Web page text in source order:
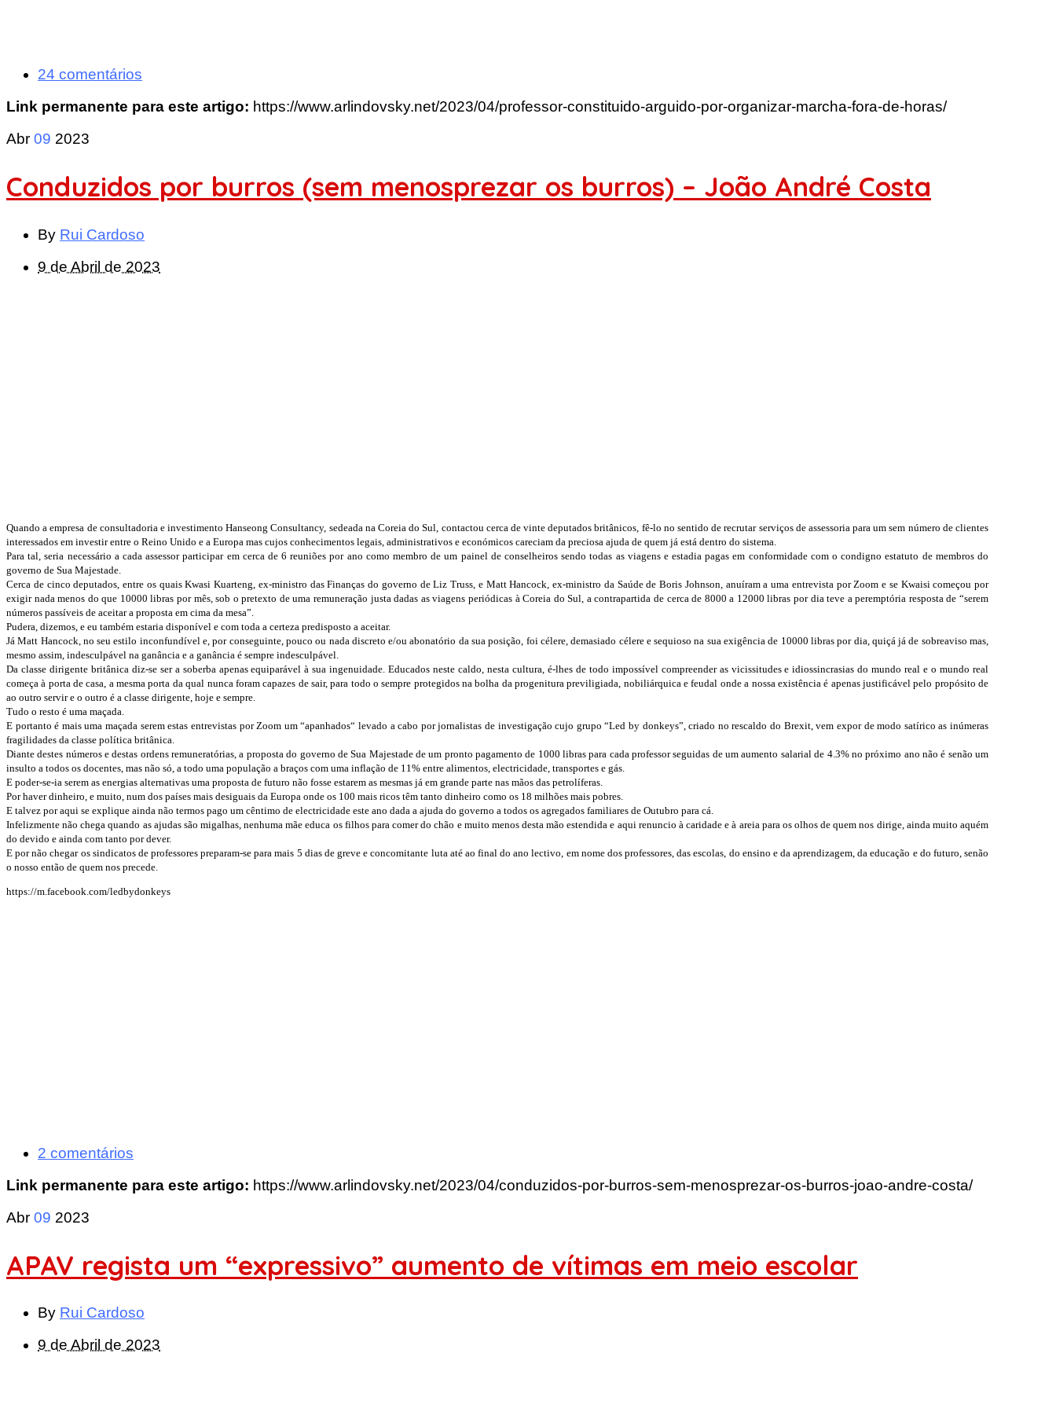
24 comentários
Link permanente para este artigo: https://www.arlindovsky.net/2023/04/professor-constituido-arguido-por-organizar-marcha-fora-de-horas/
Abr 09 2023
Conduzidos por burros (sem menosprezar os burros) – João André Costa
By Rui Cardoso
9 de Abril de 2023
Quando a empresa de consultadoria e investimento Hanseong Consultancy, sedeada na Coreia do Sul, contactou cerca de vinte deputados britânicos, fê-lo no sentido de recrutar serviços de assessoria para um sem número de clientes
interessados em investir entre o Reino Unido e a Europa mas cujos conhecimentos legais, administrativos e económicos careciam da preciosa ajuda de quem já está dentro do sistema.
Para tal, seria necessário a cada assessor participar em cerca de 6 reuniões por ano como membro de um painel de conselheiros sendo todas as viagens e estadia pagas em conformidade com o condigno estatuto de membros do
governo de Sua Majestade.
Cerca de cinco deputados, entre os quais Kwasi Kuarteng, ex-ministro das Finanças do governo de Liz Truss, e Matt Hancock, ex-ministro da Saúde de Boris Johnson, anuíram a uma entrevista por Zoom e se Kwaisi começou por
exigir nada menos do que 10000 libras por mês, sob o pretexto de uma remuneração justa dadas as viagens periódicas à Coreia do Sul, a contrapartida de cerca de 8000 a 12000 libras por dia teve a peremptória resposta de “serem
números passíveis de aceitar a proposta em cima da mesa”.
Pudera, dizemos, e eu também estaria disponível e com toda a certeza predisposto a aceitar.
Já Matt Hancock, no seu estilo inconfundível e, por conseguinte, pouco ou nada discreto e/ou abonatório da sua posição, foi célere, demasiado célere e sequioso na sua exigência de 10000 libras por dia, quiçá já de sobreaviso mas,
mesmo assim, indesculpável na ganância e a ganância é sempre indesculpável.
Da classe dirigente britânica diz-se ser a soberba apenas equiparável à sua ingenuidade. Educados neste caldo, nesta cultura, é-lhes de todo impossível compreender as vicissitudes e idiossincrasias do mundo real e o mundo real
começa à porta de casa, a mesma porta da qual nunca foram capazes de sair, para todo o sempre protegidos na bolha da progenitura previligiada, nobiliárquica e feudal onde a nossa existência é apenas justificável pelo propósito de
ao outro servir e o outro é a classe dirigente, hoje e sempre.
Tudo o resto é uma maçada.
E portanto é mais uma maçada serem estas entrevistas por Zoom um “apanhados“ levado a cabo por jornalistas de investigação cujo grupo “Led by donkeys”, criado no rescaldo do Brexit, vem expor de modo satírico as inúmeras
fragilidades da classe política britânica.
Diante destes números e destas ordens remuneratórias, a proposta do governo de Sua Majestade de um pronto pagamento de 1000 libras para cada professor seguidas de um aumento salarial de 4.3% no próximo ano não é senão um
insulto a todos os docentes, mas não só, a todo uma população a braços com uma inflação de 11% entre alimentos, electricidade, transportes e gás.
E poder-se-ia serem as energias alternativas uma proposta de futuro não fosse estarem as mesmas já em grande parte nas mãos das petrolíferas.
Por haver dinheiro, e muito, num dos países mais desiguais da Europa onde os 100 mais ricos têm tanto dinheiro como os 18 milhões mais pobres.
E talvez por aqui se explique ainda não termos pago um cêntimo de electricidade este ano dada a ajuda do governo a todos os agregados familiares de Outubro para cá.
Infelizmente não chega quando as ajudas são migalhas, nenhuma mãe educa os filhos para comer do chão e muito menos desta mão estendida e aqui renuncio à caridade e à areia para os olhos de quem nos dirige, ainda muito aquém
do devido e ainda com tanto por dever.
E por não chegar os sindicatos de professores preparam-se para mais 5 dias de greve e concomitante luta até ao final do ano lectivo, em nome dos professores, das escolas, do ensino e da aprendizagem, da educação e do futuro, senão
o nosso então de quem nos precede.
https://m.facebook.com/ledbydonkeys
2 comentários
Link permanente para este artigo: https://www.arlindovsky.net/2023/04/conduzidos-por-burros-sem-menosprezar-os-burros-joao-andre-costa/
Abr 09 2023
APAV regista um “expressivo” aumento de vítimas em meio escolar
By Rui Cardoso
9 de Abril de 2023